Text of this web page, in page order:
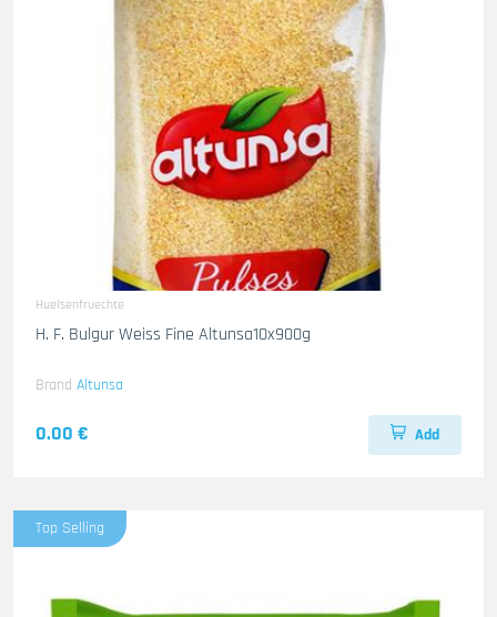
Huelsenfruechte
H. F. Bulgur Weiss Fine Altunsa10x900g
Brand Altunsa
0.00 € Add
Top Selling